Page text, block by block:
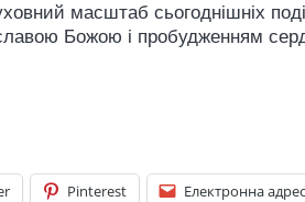
масштаб сьогоднішніх
Божою і пробудженням
Pinterest Електронна